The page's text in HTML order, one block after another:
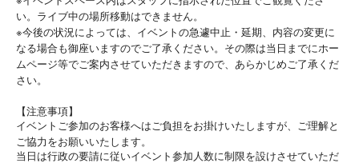
い。ライブ中の場所移動はできません。
※今後の状況によっては、イベントの急遽中止・延期、内容の変更に
なる場合も御座いますのでご了承ください。その際は当日までにホー
ムページ等でご案内させていただきますので、あらかじめご了承くだ
さい。
【注意事項】
イベントご参加のお客様へはご負担をお掛けいたしますが、ご理解と
ご協力をお願いいたします。
当日は行政の要請に従いイベント参加人数に制限を設けさせていただ